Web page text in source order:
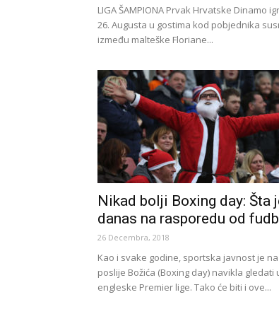
LIGA ŠAMPIONA Prvak Hrvatske Dinamo
26. Augusta u gostima kod pobjednika
između malteške Floriane...
Nikad bolji Boxing day: Šta
danas na rasporedu od
26 Decembra, 2018
Kao i svake godine, sportska javnost je
poslije Božića (Boxing day) navikla gledati
engleske Premier lige. Tako će biti i ove...